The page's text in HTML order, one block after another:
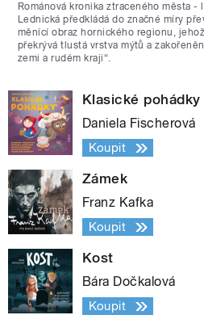
Románová kronika ztraceného města -
Lednická předkládá do značné míry
měnící obraz hornického regionu,
překrývá tlustá vrstva mýtů a
zemi a rudém kraji“.
Klasické pohádky
Daniela Fischerová
Koupit
Zámek
Franz Kafka
Koupit
Kost
Bára Dočkalová
Koupit